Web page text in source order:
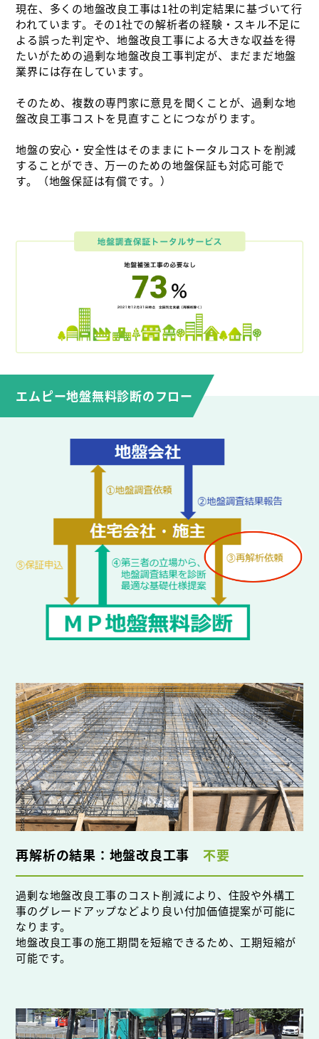
現在、多くの地盤改良工事は1社の判定結果に基づいて行
われています。その1社での解析者の経験・スキル不足に
よる誤った判定や、地盤改良工事による大きな収益を得
たいがための過剰な地盤改良工事判定が、まだまだ地盤
業界には存在しています。
そのため、複数の専門家に意見を聞くことが、過剰な地
盤改良工事コストを見直すことにつながります。
地盤の安心・安全性はそのままにトータルコストを削減
することができ、万一のための地盤保証も対応可能で
す。（地盤保証は有償です。）
エムピー地盤無料診断のフロー
再解析の結果：地盤改良工事 不要
過剰な地盤改良工事のコスト削減により、住設や外構工
事のグレードアップなどより良い付加価値提案が可能に
なります。
地盤改良工事の施工期間を短縮できるため、工期短縮が
可能です。